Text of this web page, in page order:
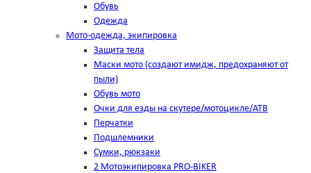
Обувь
Одежда
Мото-одежда, экипировка
Защита тела
Маски мото (создают имидж, предохраняют от
пыли)
Обувь мото
Очки для езды на скутере/мотоцикле/АТВ
Перчатки
Подшлемники
Сумки, рюкзаки
2 Мотоэкипировка PRO-BIKER